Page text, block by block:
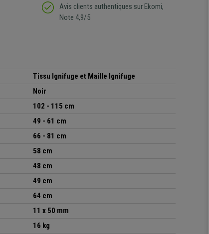
Avis clients authentiques sur Ekomi,
Note 4,9/5
Tissu Ignifuge et Maille Ignifuge
Noir
102 - 115 cm
49 - 61 cm
66 - 81 cm
58 cm
48 cm
49 cm
64 cm
11 x 50 mm
16 kg